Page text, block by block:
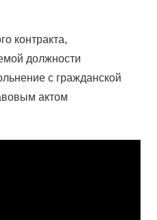
контракта,
должности
с гражданской
актом